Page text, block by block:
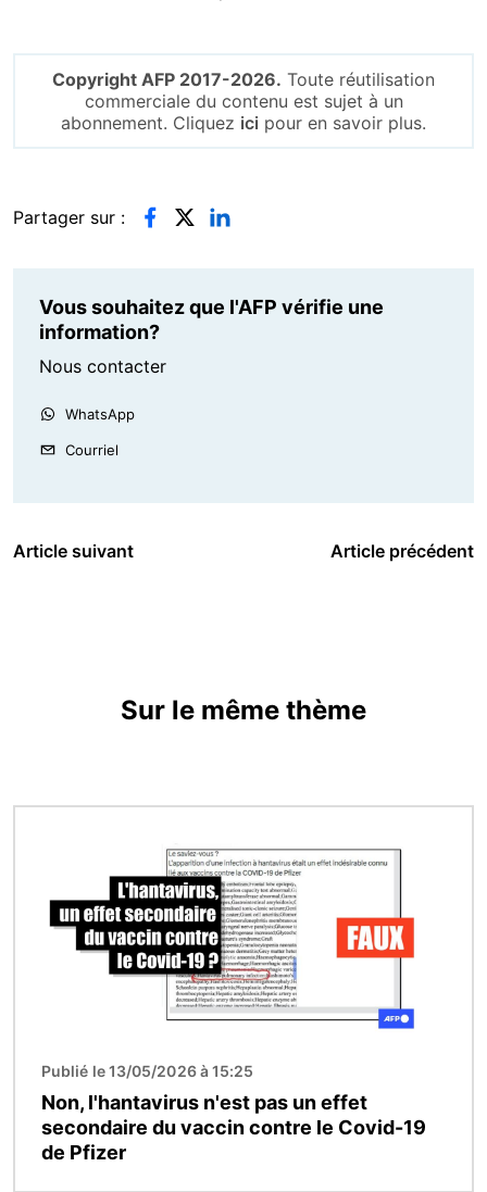
Copyright AFP 2017-2026. Toute réutilisation
commerciale du contenu est sujet à un
abonnement. Cliquez ici pour en savoir plus.
Partager sur :
Vous souhaitez que l'AFP vérifie une
information?
Nous contacter
WhatsApp
Courriel
Article suivant Article précédent
Sur le même thème
Publié le 13/05/2026 à 15:25
Non, l'hantavirus n'est pas un effet
secondaire du vaccin contre le Covid-19
de Pfizer